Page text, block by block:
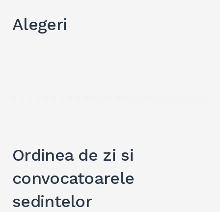
Alegeri
Ordinea de zi si
convocatoarele
sedintelor